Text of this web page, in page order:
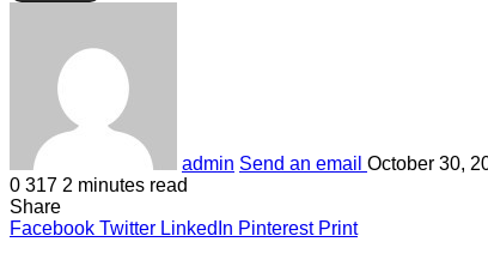
admin Send an email October 30,
0 317 2 minutes read
Share
Facebook Twitter LinkedIn Pinterest Print